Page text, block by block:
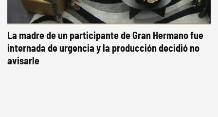
La madre de un participante de Gran Hermano fue
internada de urgencia y la producción decidió no
avisarle